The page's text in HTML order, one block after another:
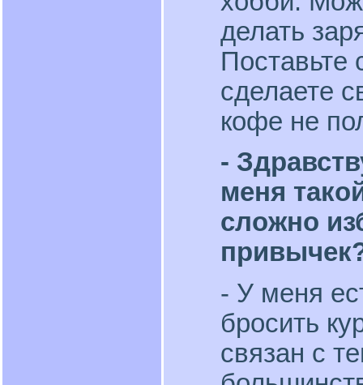
делать
Поставьте
сделаете
кофе не
-
меня
сложно
- У меня
бросить
связан с